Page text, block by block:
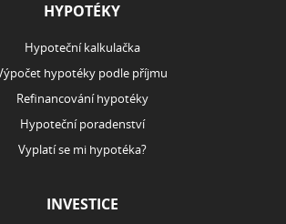
HYPOTÉKY
Hypoteční kalkulačka
hypotéky podle příjmu
Refinancování hypotéky
Hypoteční poradenství
Vyplatí se mi hypotéka?
INVESTICE